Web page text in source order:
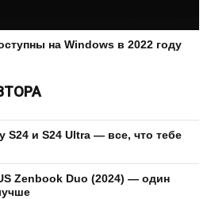
на Windows в 2022 году
S24 и S24 Ultra — все, что тебе
Zenbook Duo (2024) — один